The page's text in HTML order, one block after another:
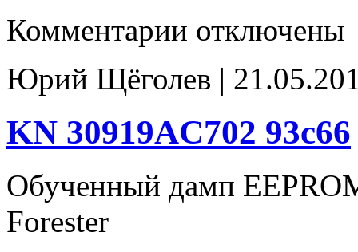
Комментарии записи
30919AC450
93c66
отключены
Юрий Щёголев |
KN 30919AC702 93c66
Обученный дамп
Forester